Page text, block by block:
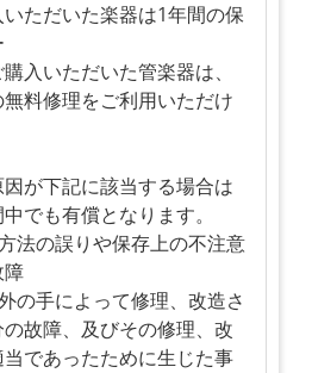
ただいた楽器は1年間の保
入いただいた管楽器は、
無料修理をご利用いただけ
が下記に該当する場合は
でも有償となります。
法の誤りや保存上の不注意
障
の手によって修理、改造さ
故障、及びその修理、改
であったために生じた事